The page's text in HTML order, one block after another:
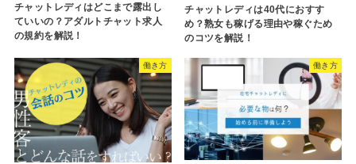
チャットレディはどこまで露出し
ていいの？アダルトチャット求人
の規約を解説！
チャットレディは40代におすす
め？熟女も稼げる理由や稼ぐため
のコツを解説！
働き方 働き方